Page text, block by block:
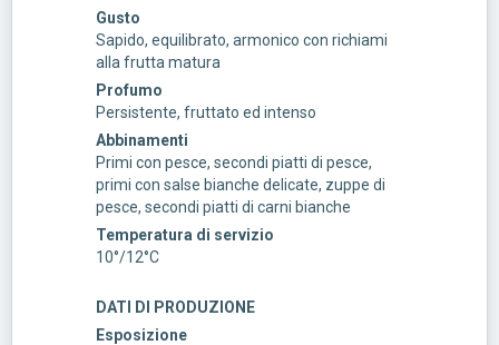
Gusto
Sapido, equilibrato, armonico con richiami
alla frutta matura
Profumo
Persistente, fruttato ed intenso
Abbinamenti
Primi con pesce, secondi piatti di pesce,
primi con salse bianche delicate, zuppe di
pesce, secondi piatti di carni bianche
Temperatura di servizio
10°/12°C
DATI DI PRODUZIONE
Esposizione